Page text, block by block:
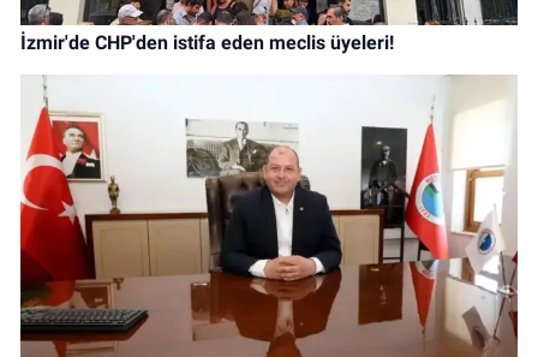
İzmir'de CHP'den istifa eden meclis üyeleri!